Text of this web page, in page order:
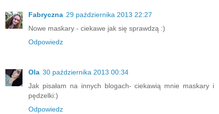
Fabryczna 29 października 2013 22:27
Nowe maskary - ciekawe jak się sprawdzą :)
Odpowiedz
Ola 30 października 2013 00:34
Jak pisałam na innych blogach- ciekawią mnie maskary i
pędzelki:)
Odpowiedz